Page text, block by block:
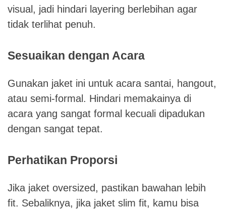
visual, jadi hindari layering berlebihan agar
tidak terlihat penuh.
Sesuaikan dengan Acara
Gunakan jaket ini untuk acara santai, hangout,
atau semi-formal. Hindari memakainya di
acara yang sangat formal kecuali dipadukan
dengan sangat tepat.
Perhatikan Proporsi
Jika jaket oversized, pastikan bawahan lebih
fit. Sebaliknya, jika jaket slim fit, kamu bisa